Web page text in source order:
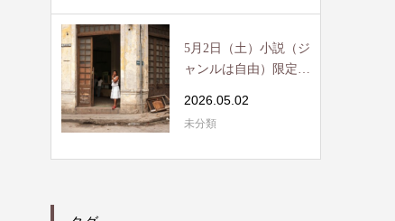
5月2日（土）小説（ジ
ャンルは自由）限定読
2026.05.02
未分類